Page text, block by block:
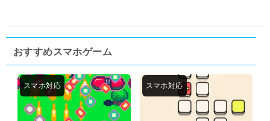
おすすめスマホゲーム